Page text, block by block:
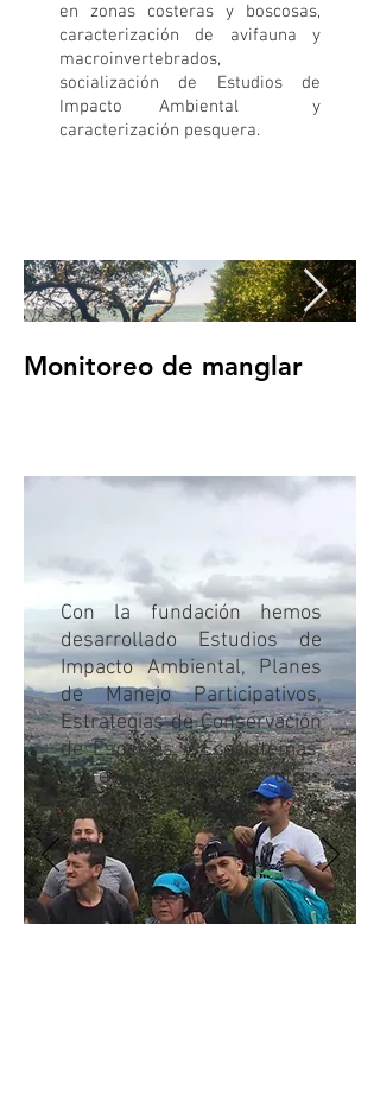
en zonas costeras y boscosas,
caracterización de avifauna y
macroinvertebrados,
socialización de Estudios de
Impacto Ambiental y
caracterización pesquera.
Monitoreo de manglar
Con la fundación hemos
desarrollado Estudios de
Impacto Ambiental, Planes
de Manejo Participativos,
Estrategias de Conservación
de Especies y Ecosistemas,
entre muchos otros
proyectos.